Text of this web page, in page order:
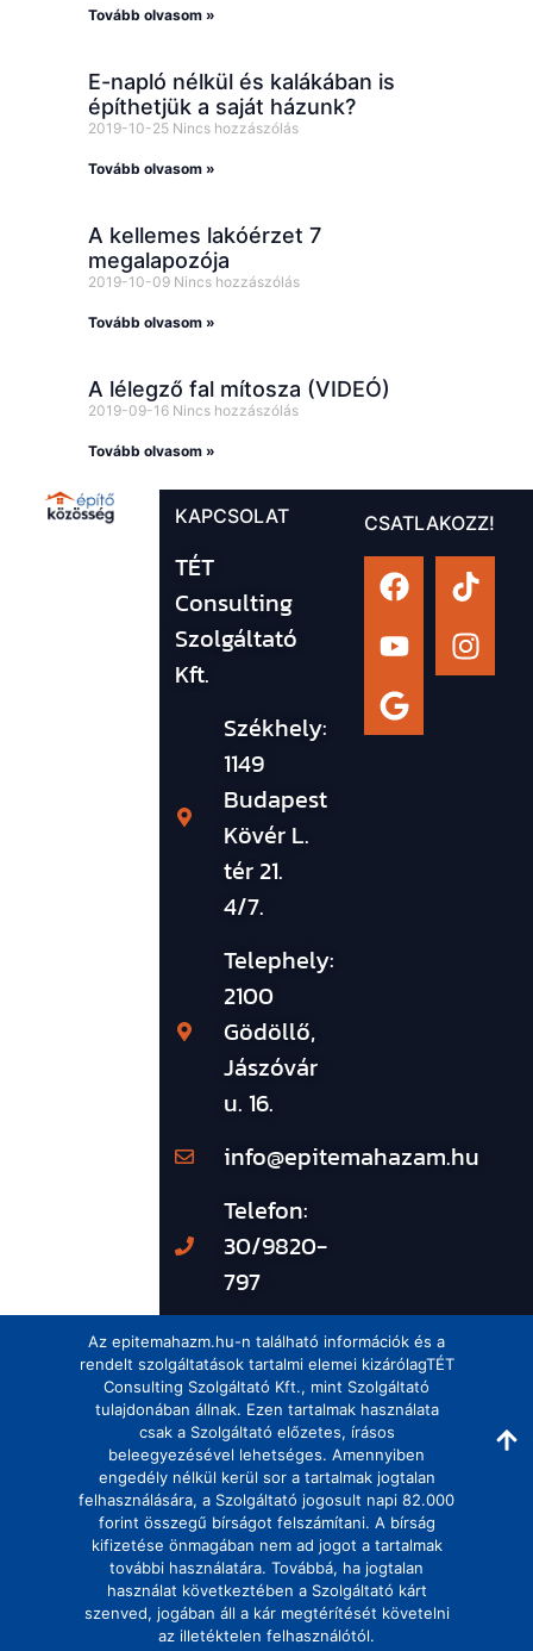
Tovább olvasom »
E-napló nélkül és kalákában is
építhetjük a saját házunk?
2019-10-25 Nincs hozzászólás
Tovább olvasom »
A kellemes lakóérzet 7
megalapozója
2019-10-09 Nincs hozzászólás
Tovább olvasom »
A lélegző fal mítosza (VIDEÓ)
2019-09-16 Nincs hozzászólás
Tovább olvasom »
KAPCSOLAT
TÉT
Consulting
Szolgáltató
Kft.
Székhely:
1149
Budapest
Kövér L.
tér 21.
4/7.
Telephely:
2100
Gödöllő,
Jászóvár
u. 16.
info@epitemahazam.hu
Telefon:
30/9820-
797
CSATLAKOZZ!
Az epitemahazm.hu-n található információk és a
rendelt szolgáltatások tartalmi elemei kizárólagTÉT
Consulting Szolgáltató Kft., mint Szolgáltató
tulajdonában állnak. Ezen tartalmak használata
csak a Szolgáltató előzetes, írásos
beleegyezésével lehetséges. Amennyiben
engedély nélkül kerül sor a tartalmak jogtalan
felhasználására, a Szolgáltató jogosult napi 82.000
forint összegű bírságot felszámítani. A bírság
kifizetése önmagában nem ad jogot a tartalmak
további használatára. Továbbá, ha jogtalan
használat következtében a Szolgáltató kárt
szenved, jogában áll a kár megtérítését követelni
az illetéktelen felhasználótól.